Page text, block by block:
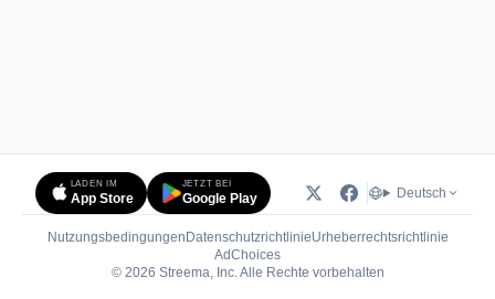
LADEN IM
App Store
JETZT BEI
Google Play Deutsch
Nutzungsbedingungen DatenschutzrichtlinieUrheberrechtsrichtlinie
AdChoices(öffnet in neuem Tab)
© 2026 Streema, Inc. Alle Rechte vorbehalten